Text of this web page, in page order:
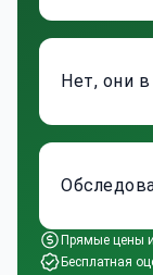
Нет, они
Прямые цены
Бесплатная